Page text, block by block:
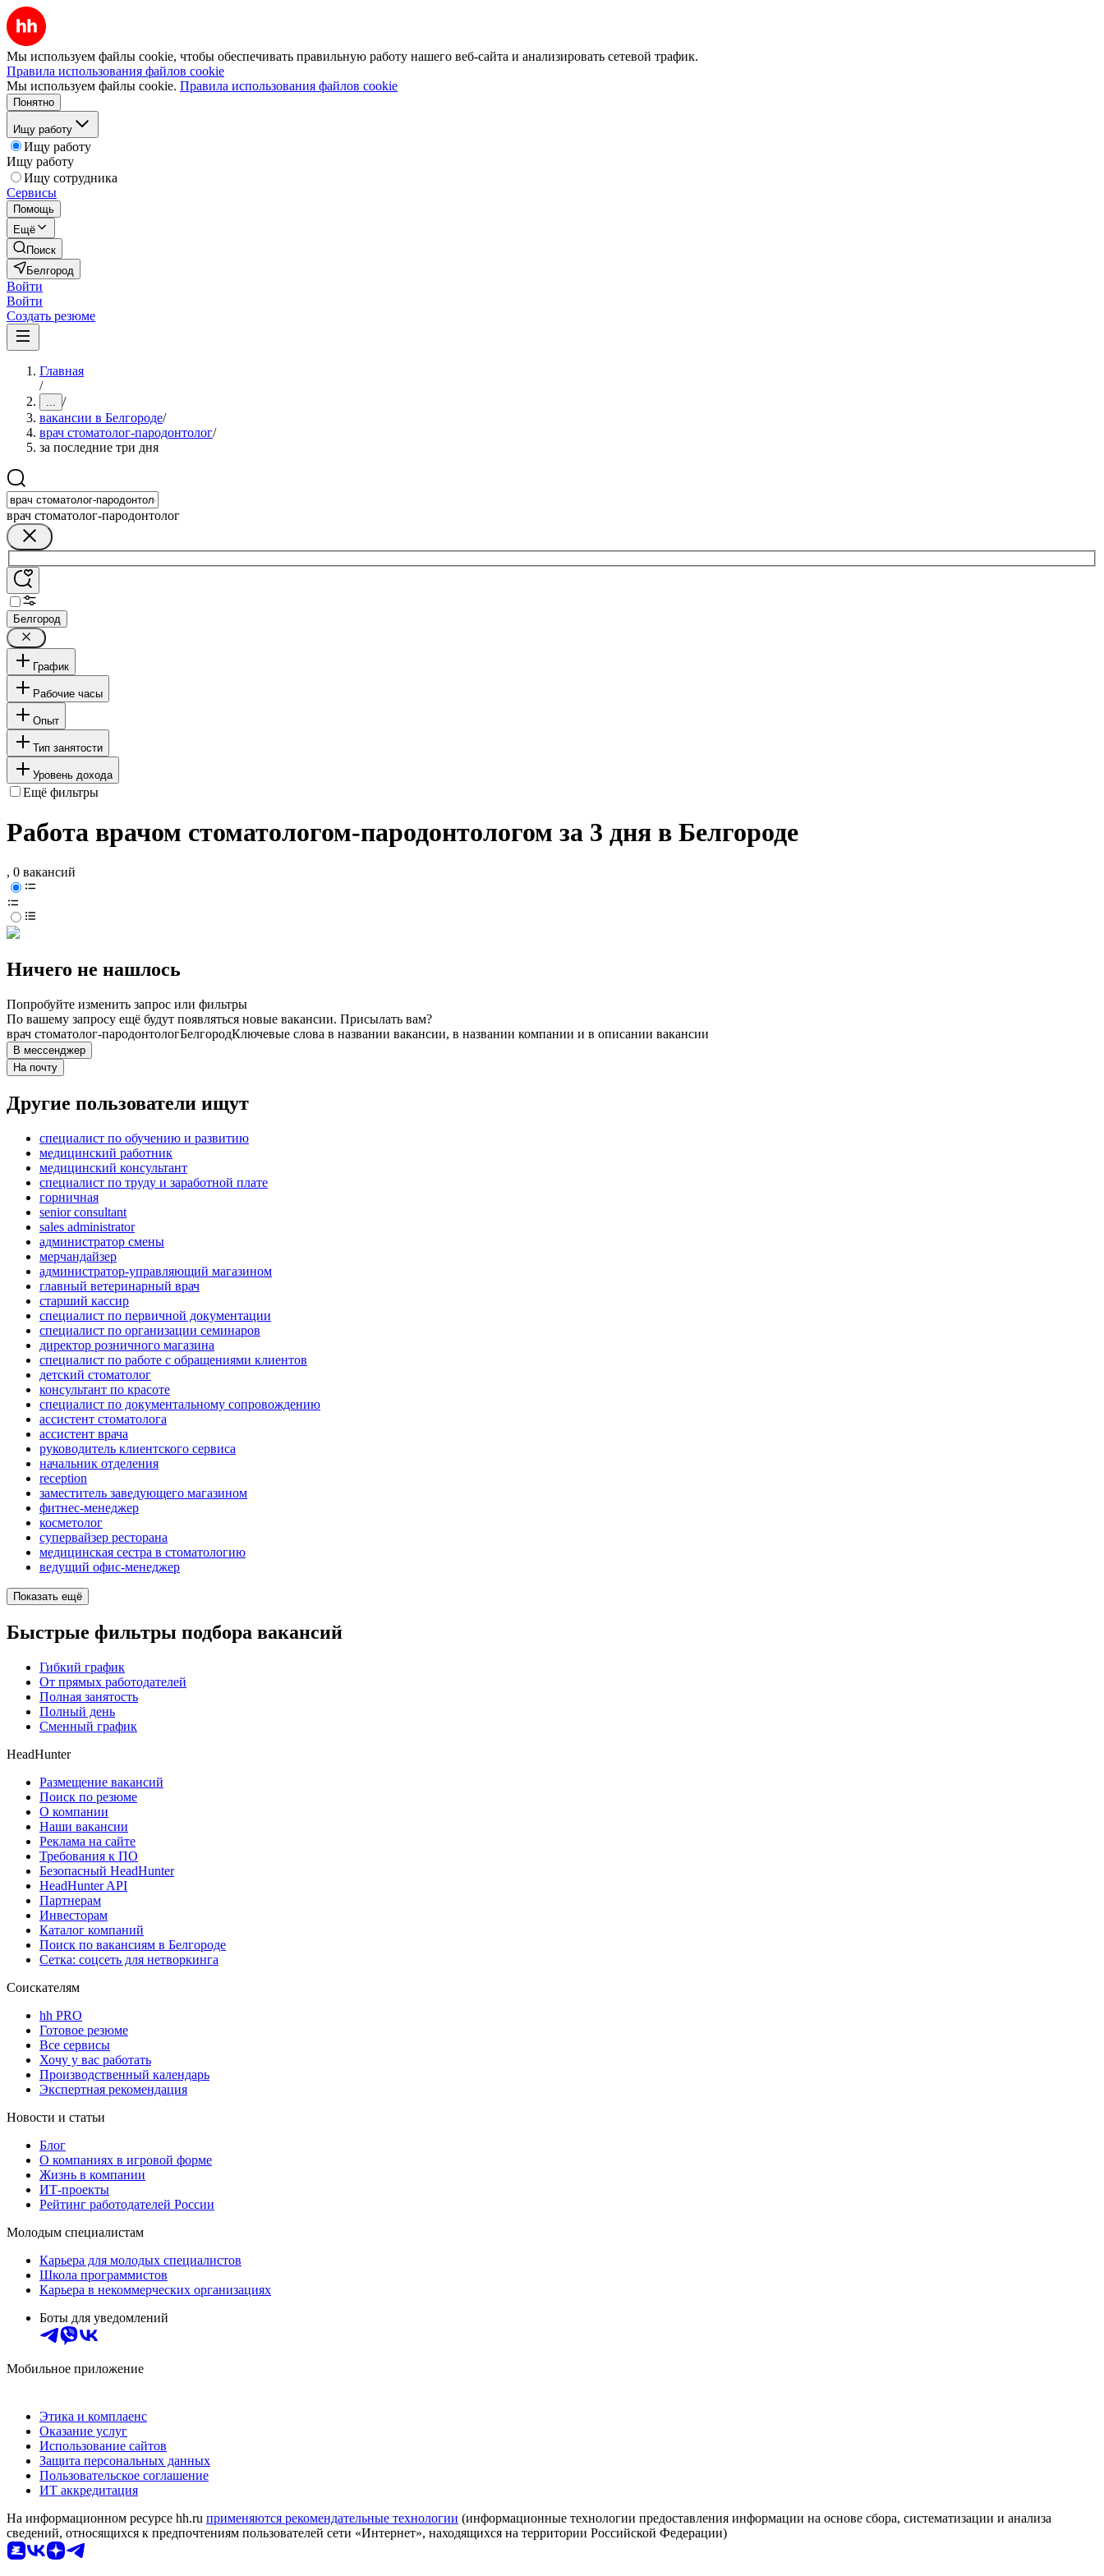
Мы используем файлы cookie, чтобы обеспечивать правильную работу нашего веб-сайта и анализировать сетевой трафик.
Правила использования файлов cookie
Мы используем файлы cookie. Правила использования файлов cookie
Понятно
Ищу работу
Ищу работу
Ищу работу
Ищу сотрудника
Сервисы
Помощь
Ещё
Поиск
Белгород
Войти
Войти
Создать резюме
Главная
/
... /
вакансии в Белгороде/
врач стоматолог-пародонтолог/
за последние три дня
врач стоматолог-пародонтолог
Белгород
График
Рабочие часы
Опыт
Тип занятости
Уровень дохода
Ещё фильтры
Работа врачом стоматологом-пародонтологом за 3 дня в Белгороде
, 0 вакансий
Ничего не нашлось
Попробуйте изменить запрос или фильтры
По вашему запросу ещё будут появляться новые вакансии. Присылать вам?
врач стоматолог-пародонтологБелгородКлючевые слова в названии вакансии, в названии компании и в описании вакансии
В мессенджер
На почту
Другие пользователи ищут
специалист по обучению и развитию
медицинский работник
медицинский консультант
специалист по труду и заработной плате
горничная
senior consultant
sales administrator
администратор смены
мерчандайзер
администратор-управляющий магазином
главный ветеринарный врач
старший кассир
специалист по первичной документации
специалист по организации семинаров
директор розничного магазина
специалист по работе с обращениями клиентов
детский стоматолог
консультант по красоте
специалист по документальному сопровождению
ассистент стоматолога
ассистент врача
руководитель клиентского сервиса
начальник отделения
reception
заместитель заведующего магазином
фитнес-менеджер
косметолог
супервайзер ресторана
медицинская сестра в стоматологию
ведущий офис-менеджер
Показать ещё
Быстрые фильтры подбора вакансий
Гибкий график
От прямых работодателей
Полная занятость
Полный день
Сменный график
HeadHunter
Размещение вакансий
Поиск по резюме
О компании
Наши вакансии
Реклама на сайте
Требования к ПО
Безопасный HeadHunter
HeadHunter API
Партнерам
Инвесторам
Каталог компаний
Поиск по вакансиям в Белгороде
Сетка: соцсеть для нетворкинга
Соискателям
hh PRO
Готовое резюме
Все сервисы
Хочу у вас работать
Производственный календарь
Экспертная рекомендация
Новости и статьи
Блог
О компаниях в игровой форме
Жизнь в компании
ИТ-проекты
Рейтинг работодателей России
Молодым специалистам
Карьера для молодых специалистов
Школа программистов
Карьера в некоммерческих организациях
Боты для уведомлений
Мобильное приложение
Этика и комплаенс
Оказание услуг
Использование сайтов
Защита персональных данных
Пользовательское соглашение
ИТ аккредитация
На информационном ресурсе hh.ru применяются рекомендательные технологии (информационные технологии предоставления информации на основе сбора, систематизации и анализа
сведений, относящихся к предпочтениям пользователей сети «Интернет», находящихся на территории Российской Федерации)